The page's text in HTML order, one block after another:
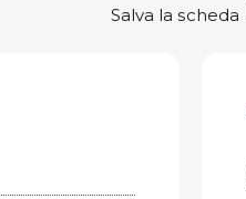
Salva la scheda